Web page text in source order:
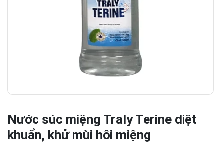
Nước súc miệng Traly Terine diệt
khuẩn, khử mùi hôi miệng